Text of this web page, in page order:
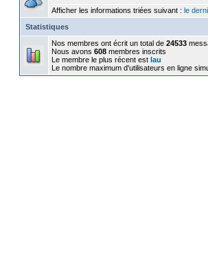
Afficher les informations triées suivant : le
Statistiques
Nos membres ont écrit un total de 24533
Nous avons 608 membres inscrits
Le membre le plus récent est lau
Le nombre maximum d'utilisateurs en ligne